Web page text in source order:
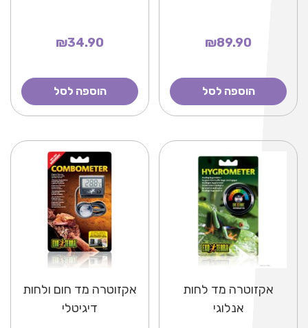
₪89.90
הוספה לסל
₪34.90
הוספה לסל
אקזוטרה מד לחות
אנלוגי
אקזוטרה מד חום ולחות
דיגיטלי